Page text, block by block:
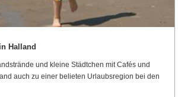
Halland
und kleine Städtchen mit Cafés und
auch zu einer belieten Urlaubsregion bei den